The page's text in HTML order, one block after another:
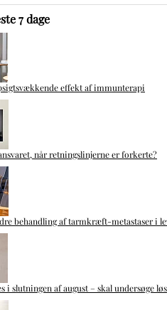
7 dage
effekt af immunterapi
når retningslinjerne er forkerte?
behandling af tarmkræft-metastaser i
i slutningen af august – skal undersøge